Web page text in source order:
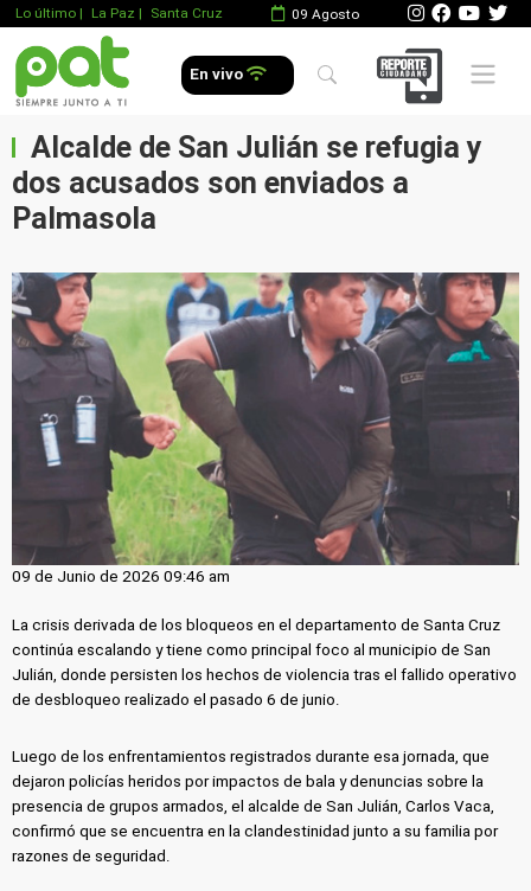
Lo último | La Paz | Santa Cruz 09 Agosto
En vivo Mobile
Alcalde de San Julián se refugia y
dos acusados son enviados a
Palmasola
09 de Junio de 2026 09:46 am
La crisis derivada de los bloqueos en el departamento de Santa Cruz
continúa escalando y tiene como principal foco al municipio de San
Julián, donde persisten los hechos de violencia tras el fallido operativo
de desbloqueo realizado el pasado 6 de junio.
Luego de los enfrentamientos registrados durante esa jornada, que
dejaron policías heridos por impactos de bala y denuncias sobre la
presencia de grupos armados, el alcalde de San Julián, Carlos Vaca,
confirmó que se encuentra en la clandestinidad junto a su familia por
razones de seguridad.